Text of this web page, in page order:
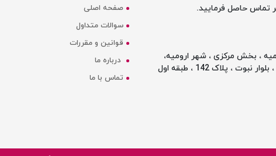
تماس حاصل فرمایید.
، بخش مرکزی ، شهر ارومیه،
، پلاک 142 ، طبقه اول
صفحه اصلی
سوالات متداول
قوانین و مقررات
درباره ما
تماس با ما